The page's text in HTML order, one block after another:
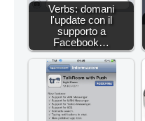
Verbs: domani
l'update con il
supporto a
Facebook…